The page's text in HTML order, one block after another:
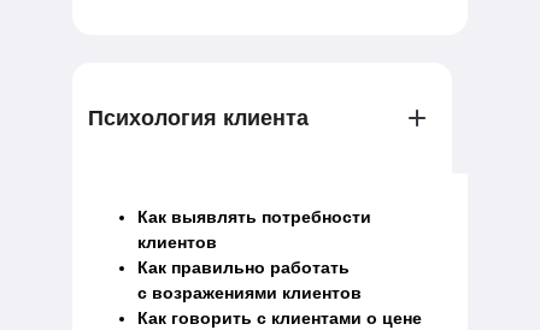
Психология клиента
Как выявлять потребности
клиентов
Как правильно работать
с возражениями клиентов
Как говорить с клиентами о цене